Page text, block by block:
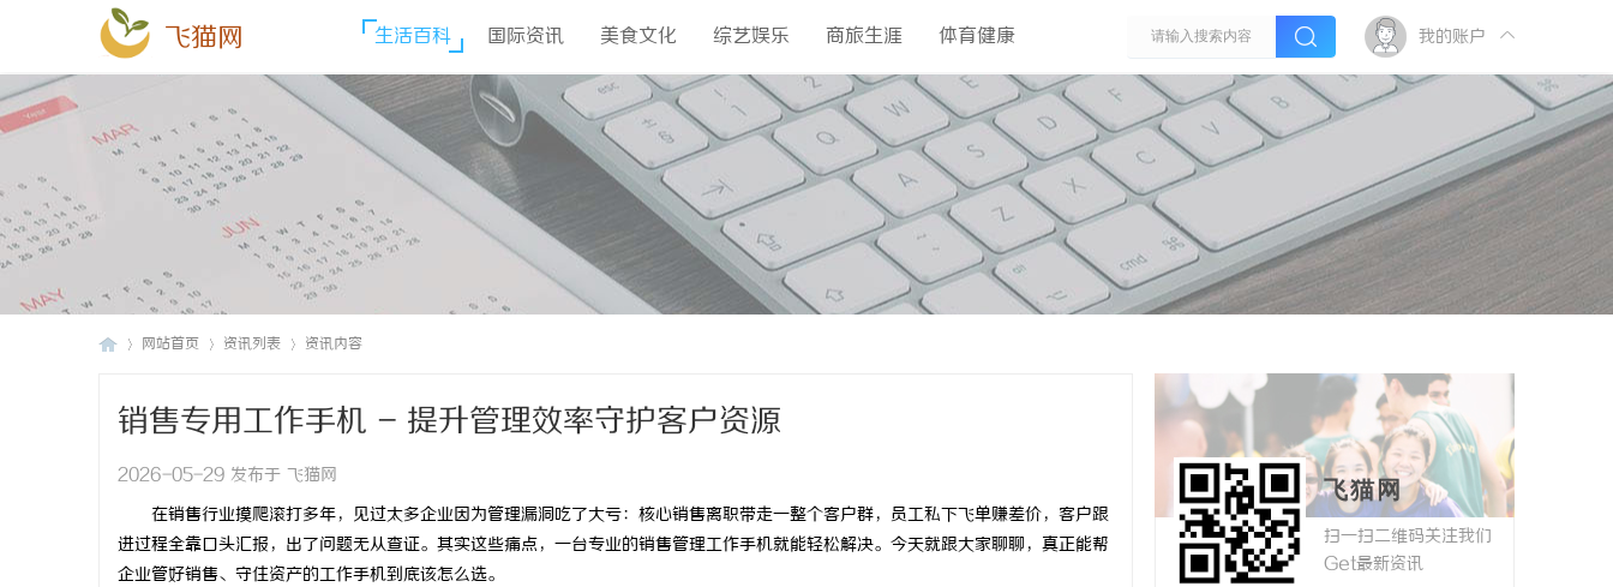
飞猫网 生活百科 国际资讯 美食文化 综艺娱乐 商旅生涯 体育健康 我的账户
网站首页 资讯列表 资讯内容
销售专用工作手机 - 提升管理效率守护客户资源
2026-05-29 发布于 飞猫网
在销售行业摸爬滚打多年，见过太多企业因为管理漏洞吃了大亏：核心销售离职带走一整个客户群，员工私下飞单赚差价，客户跟
进过程全靠口头汇报，出了问题无从查证。其实这些痛点，一台专业的销售管理工作手机就能轻松解决。今天就跟大家聊聊，真正能帮
企业管好销售、守住资产的工作手机到底该怎么选。
飞猫网
扫一扫二维码关注我们
Get最新资讯